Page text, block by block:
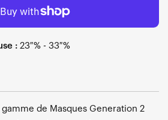
: 23 % - 33 %
de Masques Generation 2